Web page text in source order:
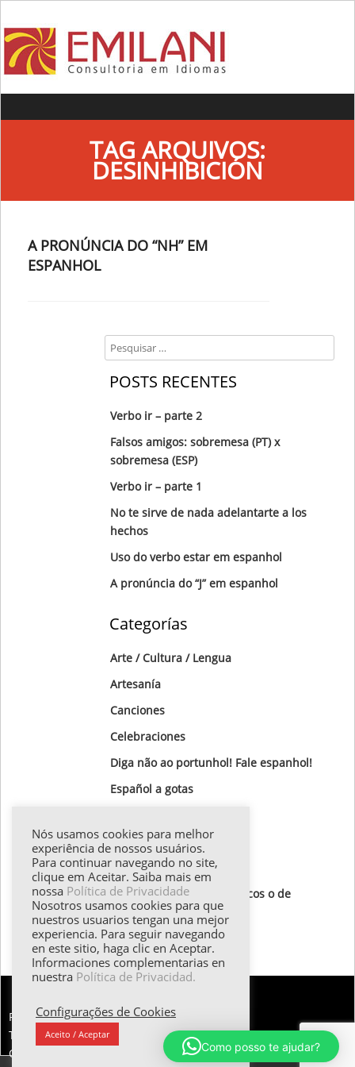
TAG ARQUIVOS:
DESINHIBICIÓN
A PRONÚNCIA DO “NH” EM
ESPANHOL
Search
POSTS RECENTES
Verbo ir – parte 2
Falsos amigos: sobremesa (PT) x
sobremesa (ESP)
Verbo ir – parte 1
No te sirve de nada adelantarte a los
hechos
Uso do verbo estar em espanhol
A pronúncia do “J” em espanhol
Categorías
Arte / Cultura / Lengua
Artesanía
Canciones
Celebraciones
Diga não ao portunhol! Fale espanhol!
Español a gotas‏
Gotas Gramaticales
Lugares para visitar
Textos de autores hispánicos o de
destaque
Todos los textos
FALE CONOSCO:
Tel.: (55 11) 98374.5258 | Email: esther@emilani.com.br
Copyright 2025 - EMilani Consultoria em Idiomas
Nós usamos cookies para melhor
experiência de nossos usuários.
Para continuar navegando no site,
clique em Aceitar. Saiba mais em
nossa Política de Privacidade
Nosotros usamos cookies para que
nuestros usuarios tengan una mejor
experiencia. Para seguir navegando
en este sitio, haga clic en Aceptar.
Informaciones complementarias en
nuestra Política de Privacidad.
Configurações de Cookies
Aceito / Aceptar
Como posso te ajudar?